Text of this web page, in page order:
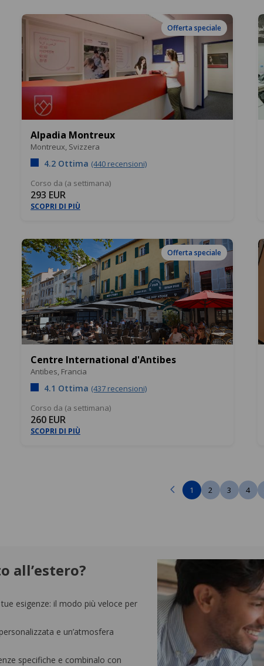
Offerta speciale
Alpadia Montreux
Montreux, Svizzera
4.2 Ottima (440 recensioni)
Corso da (a settimana)
293 EUR
SCOPRI DI PIÙ
Offerta speciale
Centre International d'Antibes
Antibes, Francia
4.1 Ottima (437 recensioni)
Corso da (a settimana)
260 EUR
SCOPRI DI PIÙ
1 2 3 4
all’estero?
esigenze: il modo più veloce per
e un’atmosfera
specifiche e combinalo con